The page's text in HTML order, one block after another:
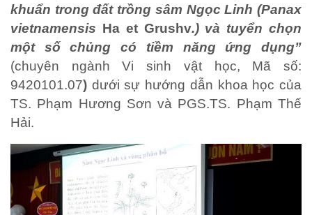
khuẩn trong đất trồng sâm Ngọc Linh (Panax
vietnamensis Ha et Grushv.) và tuyển chọn
một số chủng có tiềm năng ứng dụng”
(chuyên ngành Vi sinh vật học, Mã số:
9420101.07) dưới sự hướng dẫn khoa học của
TS. Phạm Hương Sơn và PGS.TS. Phạm Thế
Hải.